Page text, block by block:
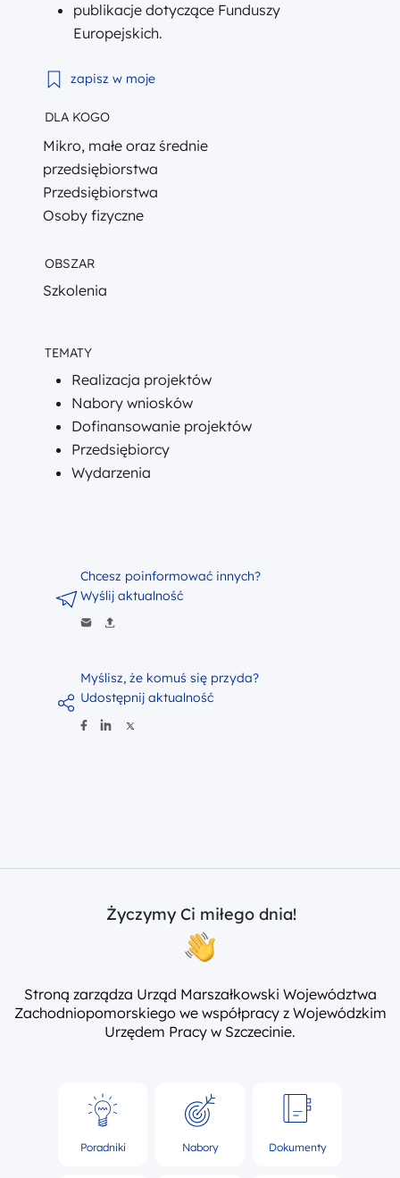
publikacje dotyczące Funduszy
Europejskich.
zapisz w moje
Webinarium pn. „Wsparcie dla firm w okresowych
DLA KOGO
Mikro, małe oraz średnie
przedsiębiorstwa
Przedsiębiorstwa
Osoby fizyczne
OBSZAR
Szkolenia
TEMATY
Realizacja projektów
Nabory wniosków
Dofinansowanie projektów
Przedsiębiorcy
Wydarzenia
Myślisz, że komuś się przyda?
Udostępnij aktualność
Chcesz poinformować innych?
Wyślij aktualność
Życzymy Ci miłego dnia!
Stroną zarządza Urząd Marszałkowski Województwa
Zachodniopomorskiego we współpracy z Wojewódzkim
Urzędem Pracy w Szczecinie.
Poradniki Nabory Dokumenty